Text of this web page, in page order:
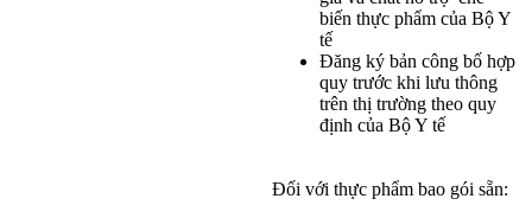
biến thực phẩm của Bộ Y
tế
Đăng ký bản công bố hợp
quy trước khi lưu thông
trên thị trường theo quy
định của Bộ Y tế
Đối với thực phẩm bao gói sẵn: